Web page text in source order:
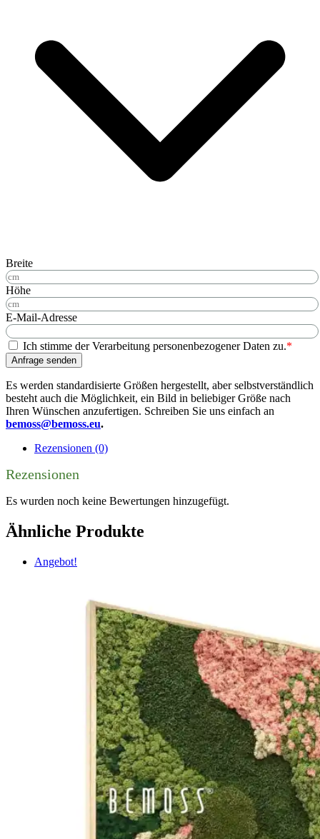
Breite
Höhe
E-Mail-Adresse
Ich stimme der Verarbeitung personenbezogener Daten zu.*
Anfrage senden
Es werden standardisierte Größen hergestellt, aber selbstverständlich
besteht auch die Möglichkeit, ein Bild in beliebiger Größe nach
Ihren Wünschen anzufertigen. Schreiben Sie uns einfach an
bemoss@bemoss.eu.
Rezensionen (0)
Rezensionen
Es wurden noch keine Bewertungen hinzugefügt.
Ähnliche Produkte
Angebot!